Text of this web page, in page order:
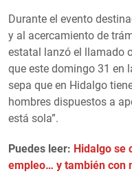
Durante el evento
y al acercamiento de
estatal lanzó el llamado
que este domingo 31 en
sepa que en Hidalgo
hombres dispuestos a
está sola”.
Puedes leer: Hidalgo se
empleo… y también con